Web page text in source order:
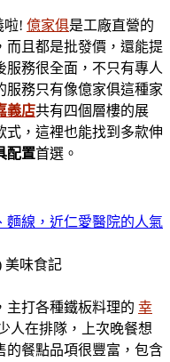
啦! 億家俱是工廠直營的
而且都是批發價，還能提
服務很全面，不只有專人
服務只有像億家俱這種家
義店共有四個層樓的展
式，這裡也能找到多款伸
配置首選。
麵線，近仁愛醫院的人氣
美味食記
主打各種鐵板料理的 幸
人在排隊，上次晚餐想
的餐點品項很豐富，包含